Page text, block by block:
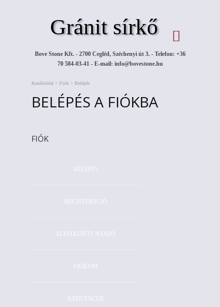
Gránit sírkő
Bove Stone Kft. - 2700 Cegléd, Széchenyi út 3. - Telefon: +36
70 584-03-41 - E-mail: info@bovestone.hu
Kezdőoldal > Fiók > Belépés
BELÉPÉS A FIÓKBA
FIÓK
BELÉPÉS
REGISZTRÁCIÓ
ELFELEJTETT JELSZÓ
FIÓKOM
KEDVENCEK